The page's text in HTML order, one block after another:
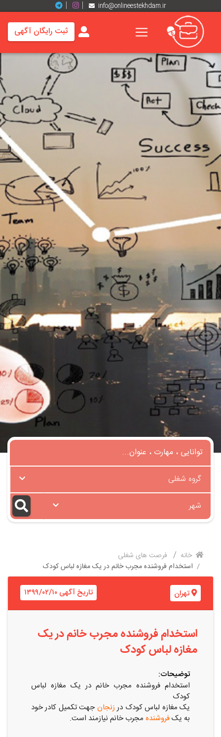
info@onlineestekhdam.ir
خانه
فرصت
برند
ها
رزومه
ما
درباره
ما
ثبت رایگان آگهی
گروه شغلی
شهر
خانه
فرصت های شغلی
استخدام فروشنده مجرب خانم در یک مغازه لباس کودک
تهران تاریخ آگهی ۱۳۹۹/۰۲/۱۰
استخدام فروشنده مجرب خانم در یک
مغازه لباس کودک
توضیحات:
استخدام فروشنده مجرب خانم در یک مغازه لباس
کودک
یک مغازه لباس کودک درزنجان جهت تکمیل کادر خود
به یکفروشنده مجرب خانم نیازمند است.